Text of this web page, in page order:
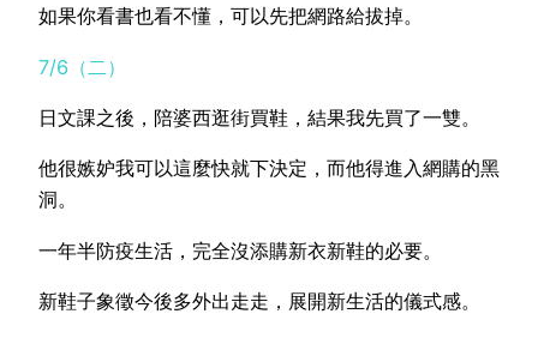
如果你看書也看不懂，可以先把網路給拔掉。
7/6（二）
日文課之後，陪婆西逛街買鞋，結果我先買了一雙。
他很嫉妒我可以這麼快就下決定，而他得進入網購的黑
洞。
一年半防疫生活，完全沒添購新衣新鞋的必要。
新鞋子象徵今後多外出走走，展開新生活的儀式感。